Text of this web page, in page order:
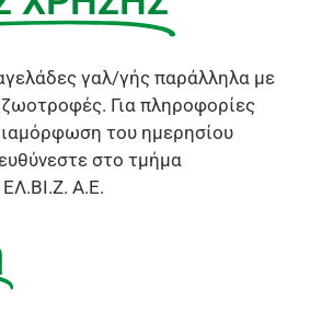
γαλ/γής παράλληλα με
ζωοτροφές. Για πληροφορίες
του ημερησίου
στο τμήμα
Α.Ε.